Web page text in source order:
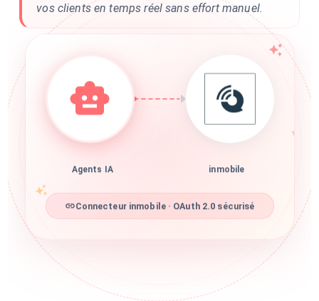
vos clients en temps réel sans effort manuel.
Agents IA inmobile
Connecteur inmobile · OAuth 2.0 sécurisé